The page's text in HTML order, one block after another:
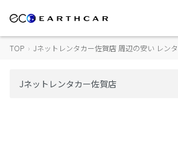
TOP › Jネットレンタカー佐賀店 周辺の安い レン